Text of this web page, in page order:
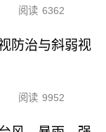
阅读 6362
防治与斜弱视
阅读 9952